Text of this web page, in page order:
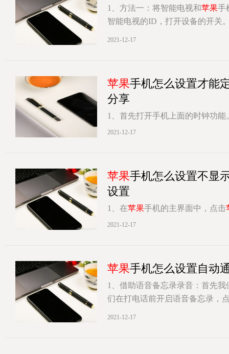
1、方法一：将智能电视和苹果手
智能电视的ID，打开设备的开关
2021-12-17
苹果手机怎么设置才能
分享
1、首先打开手机上面的时钟功
时器功能之后，选择其中的计时
2021-12-17
苹果手机怎么设置不显
设置
1、在苹果手机的主界面中，点击
选择通知中心选项。3、在通知
2021-12-17
苹果手机怎么设置自动
1、借助语音备忘录录音：首先
们在打电话前开启语音备忘录，
2021-12-17